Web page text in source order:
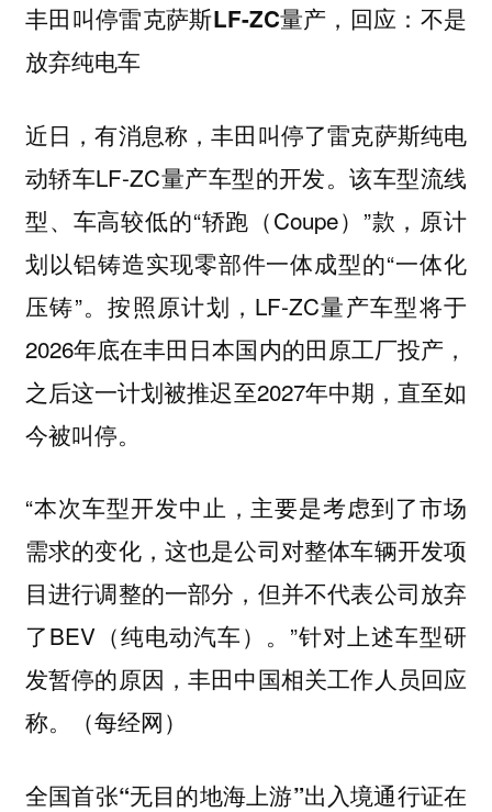
丰田叫停雷克萨斯LF-ZC量产，回应：不是
放弃纯电车
近日，有消息称，丰田叫停了雷克萨斯纯电
动轿车LF-ZC量产车型的开发。该车型流线
型、车高较低的“轿跑（Coupe）”款，原计
划以铝铸造实现零部件一体成型的“一体化
压铸”。按照原计划，LF-ZC量产车型将于
2026年底在丰田日本国内的田原工厂投产，
之后这一计划被推迟至2027年中期，直至如
今被叫停。
“本次车型开发中止，主要是考虑到了市场
需求的变化，这也是公司对整体车辆开发项
目进行调整的一部分，但并不代表公司放弃
了BEV（纯电动汽车）。”针对上述车型研
发暂停的原因，丰田中国相关工作人员回应
称。（每经网）
全国首张“无目的地海上游”出入境通行证在